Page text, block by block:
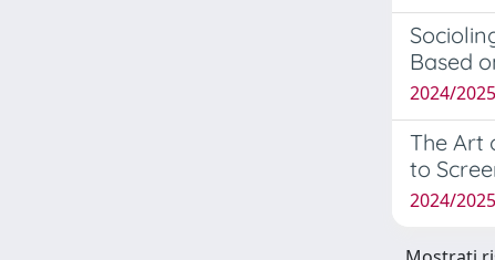
Based
2024/
The Art
to
2024/